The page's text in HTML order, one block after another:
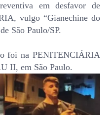
em desfavor de
vulgo “Gianechine do
São Paulo/SP.
foi na PENITENCIÁRIA
II, em São Paulo.